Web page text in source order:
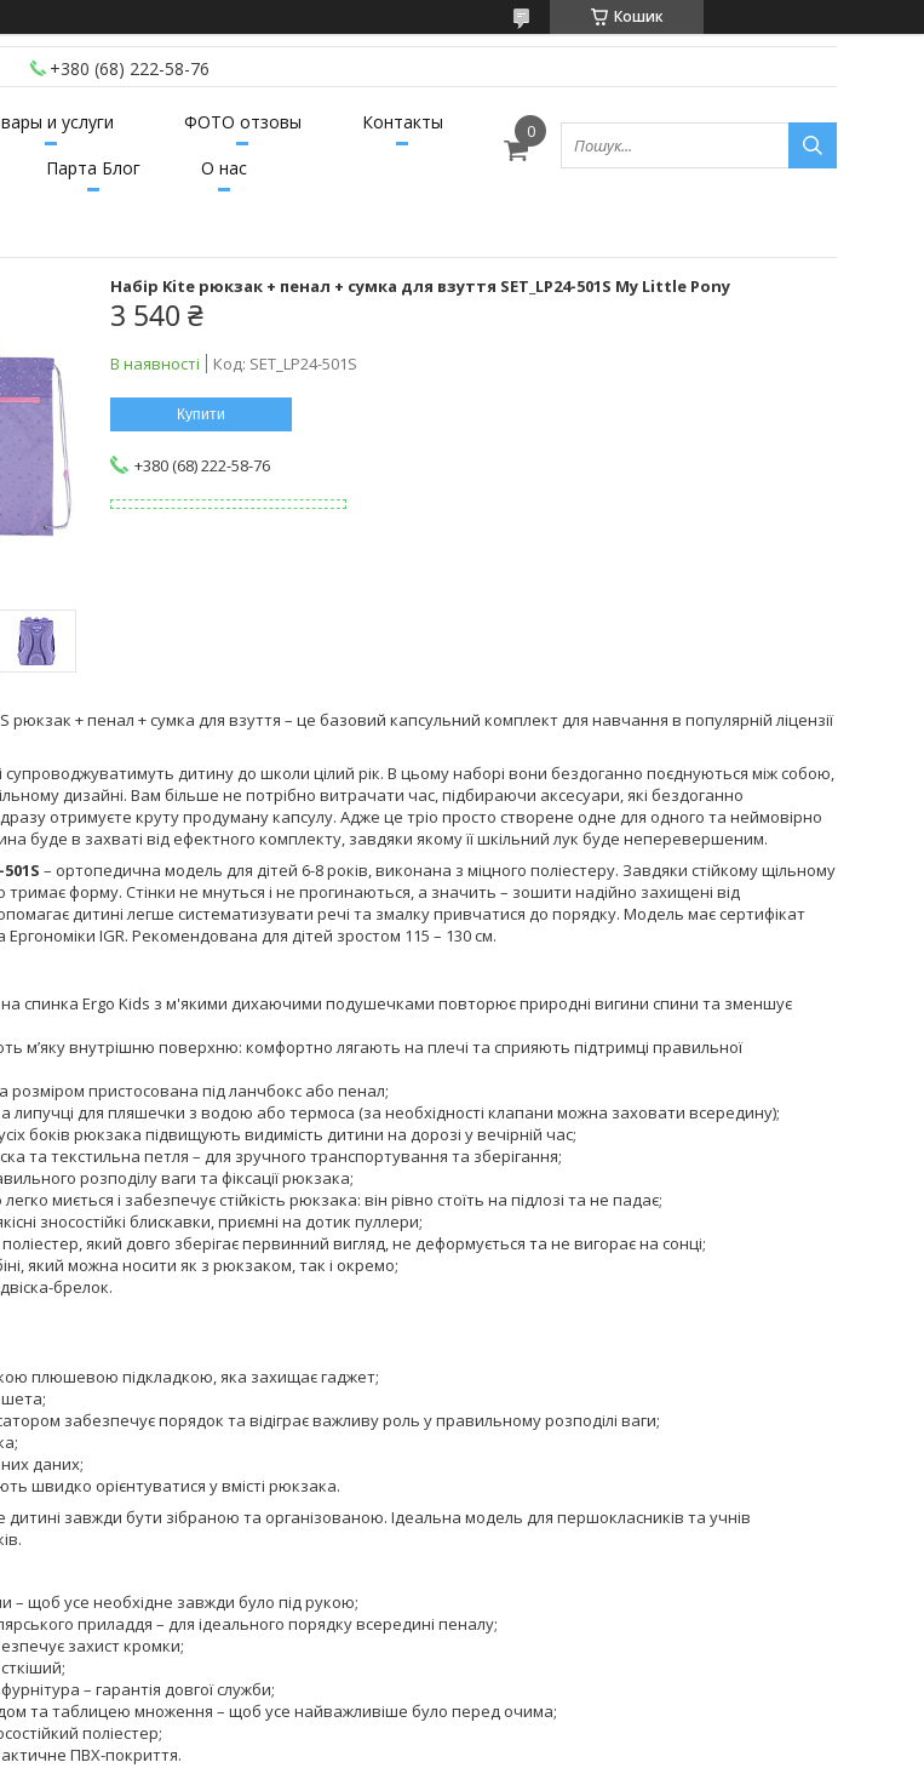
Кошик
+380 (68) 222-58-76
и услуги ФОТО отзовы
Контакты
Парта Блог
О нас
Набір Kite рюкзак + пенал + сумка для взуття SET_LP24-501S My Little Pony
3 540 ₴
В наявності Код: SET_LP24-501S
Купити
+380 (68) 222-58-76
рюкзак + пенал + сумка для взуття – це базовий капсульний комплект для навчання в популярній ліцензії
супроводжуватимуть дитину до школи цілий рік. В цьому наборі вони бездоганно поєднуються між собою,
дизайні. Вам більше не потрібно витрачати час, підбираючи аксесуари, які бездоганно
отримуєте круту продуману капсулу. Адже це тріо просто створене одне для одного та неймовірно
буде в захваті від ефектного комплекту, завдяки якому її шкільний лук буде неперевершеним.
– ортопедична модель для дітей 6-8 років, виконана з міцного поліестеру. Завдяки стійкому щільному
форму. Стінки не мнуться і не прогинаються, а значить – зошити надійно захищені від
дитині легше систематизувати речі та змалку привчатися до порядку. Модель має сертифікат
Ергономіки IGR. Рекомендована для дітей зростом 115 – 130 см.
спинка Ergo Kids з м'якими дихаючими подушечками повторює природні вигини спини та зменшує
м’яку внутрішню поверхню: комфортно лягають на плечі та сприяють підтримці правильної
пристосована під ланчбокс або пенал;
липучці для пляшечки з водою або термоса (за необхідності клапани можна заховати всередину);
боків рюкзака підвищують видимість дитини на дорозі у вечірній час;
та текстильна петля – для зручного транспортування та зберігання;
розподілу ваги та фіксації рюкзака;
миється і забезпечує стійкість рюкзака: він рівно стоїть на підлозі та не падає;
зносостійкі блискавки, приємні на дотик пуллери;
який довго зберігає первинний вигляд, не деформується та не вигорає на сонці;
який можна носити як з рюкзаком, так і окремо;
брелок.
плюшевою підкладкою, яка захищає гаджет;
забезпечує порядок та відіграє важливу роль у правильному розподілі ваги;
даних;
швидко орієнтуватися у вмісті рюкзака.
завжди бути зібраною та організованою. Ідеальна модель для першокласників та учнів
– щоб усе необхідне завжди було під рукою;
приладдя – для ідеального порядку всередині пеналу;
захист кромки;
– гарантія довгої служби;
та таблицею множення – щоб усе найважливіше було перед очима;
поліестер;
ПВХ-покриття.